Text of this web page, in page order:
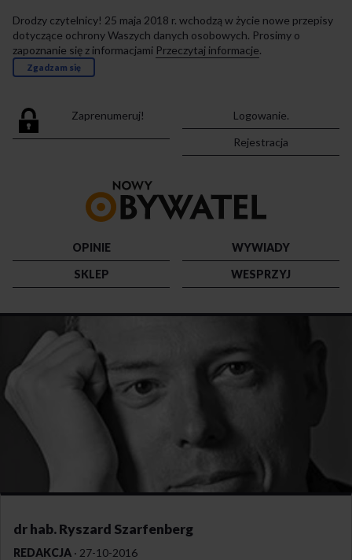
Drodzy czytelnicy! 25 maja 2018 r. wchodzą w życie nowe przepisy
dotyczące ochrony Waszych danych osobowych. Prosimy o
zapoznanie się z informacjami Przeczytaj informacje.
Zgadzam się
Zaprenumeruj!
Logowanie.
Rejestracja
strony
OPINIE
WYWIADY
SKLEP
WESPRZYJ
dr hab. Ryszard Szarfenberg
REDAKCJA · 27-10-2016